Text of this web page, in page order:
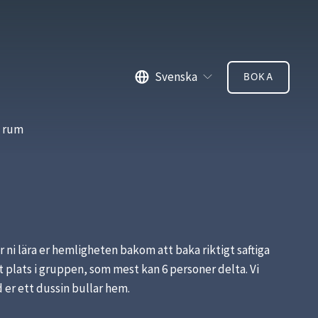
rum
Svenska BOKA
ni lära er hemligheten bakom att baka riktigt saftiga
i gruppen, som mest kan 6 personer delta. Vi
er ett dussin bullar hem.